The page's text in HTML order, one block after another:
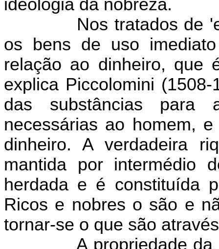
ideologia da nobreza.
Nos tratados de
os bens de uso
relação ao dinheiro, que
explica Piccolomini
das substâncias para
necessárias ao homem,
dinheiro. A verdadeira
mantida por intermédio
herdada e é constituída
Ricos e nobres o são e
tornar-se o que são
A propriedade